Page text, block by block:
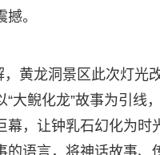
。
，黄龙洞景区此次灯光
“大鲵化龙”故事为引线
幕，让钟乳石幻化为时
的语言，将神话故事、